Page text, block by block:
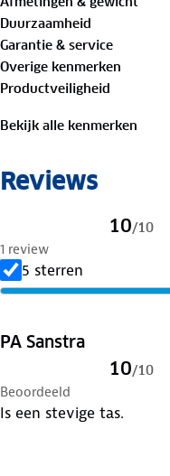
aansnoerkoord met
koelvak op voorzijde
ritsvak op
in hoogte
op achterkant een
opvouwbaar
Duurzaamheid
Garantie & service
Overige kenmerken
Productveiligheid
Bekijk alle kenmerken
Reviews
10/10
1 review
5 sterren
PA Sanstra
10/10
Beoordeeld
Is een stevige tas.